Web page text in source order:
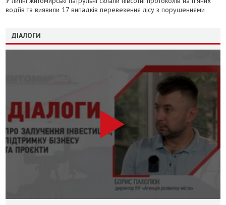
водіїв та виявили 17 випадків перевезення лісу з порушеннями
ДІАЛОГИ